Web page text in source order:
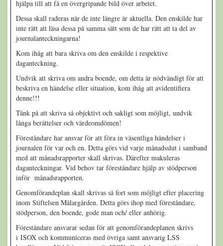
hjälpa till att få en övergripande bild över arbetet.
Dessa skall raderas när de inte längre är aktuella. Den enskilde har
inte rätt att läsa dessa på samma sätt som de har rätt att ta del av
journalanteckningarna!
Kom ihåg att bara skriva om den enskilde i respektive
daganteckning.
Undvik att skriva om andra boende, om detta är nödvändigt för att
beskriva en händelse eller situation, kom ihåg att avidentifiera
denne!!!
Tänk på att skriva så objektivt och sakligt som möjligt, undvik
långa berättelser och värdeomdömen!
Föreståndare har ansvar för att föra in väsentliga händelser i
journalen för var och en. Detta görs vid varje månadsslut i samband
med att månadsrapporter skall skrivas. Därefter makuleras
daganteckningar. Vid behov tar föreståndare hjälp av stödperson
inför månadsrapporten.
Genomförandeplan skall skrivas så fort som möjligt efter placering
inom Stiftelsen Målargården. Detta görs ihop med föreståndare,
stödperson, den boende, gode man och/ eller anhörig.
Föreståndare ansvarar sedan för att genomförandeplanen skrivs
i ISOX och kommuniceras med övriga samt ansvarig LSS